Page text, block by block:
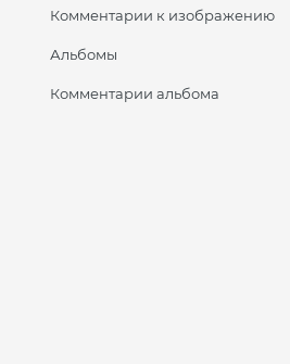
Комментарии к изображению
Альбомы
Комментарии альбома